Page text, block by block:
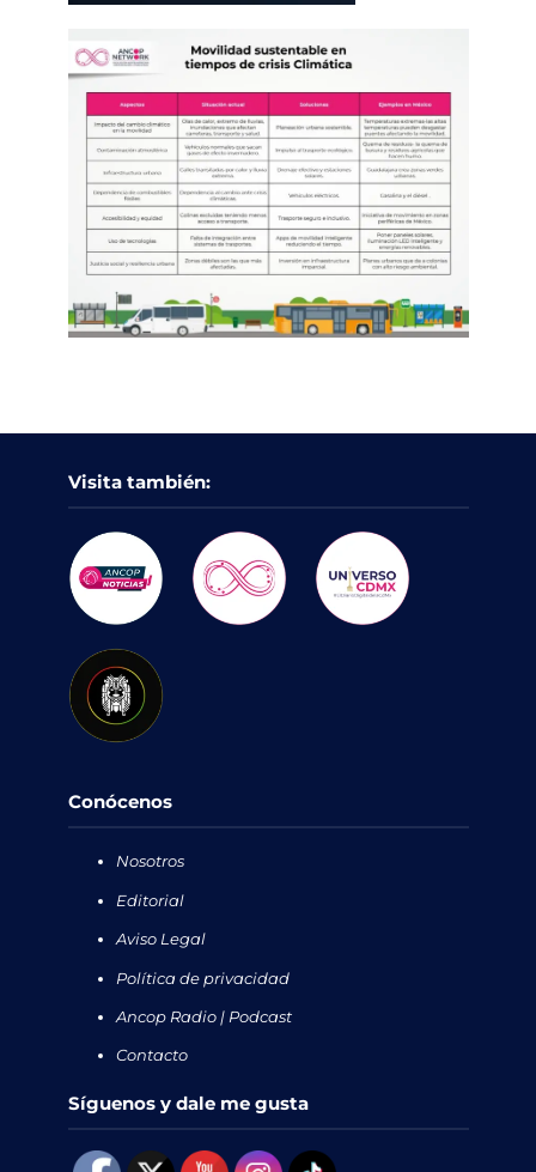
Visita también:
Conócenos
Nosotros
Editorial
Aviso Legal
Política de privacidad
Ancop Radio | Podcast
Contacto
Síguenos y dale me gusta